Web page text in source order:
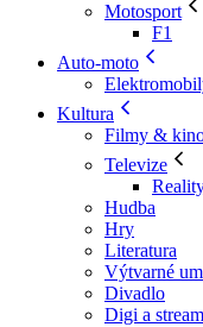
Motosport
F1
Auto-moto
Kultura
Filmy &
Televize
Hudba
Hry
Literatura
Výtvarné
Divadlo
Digi a stream